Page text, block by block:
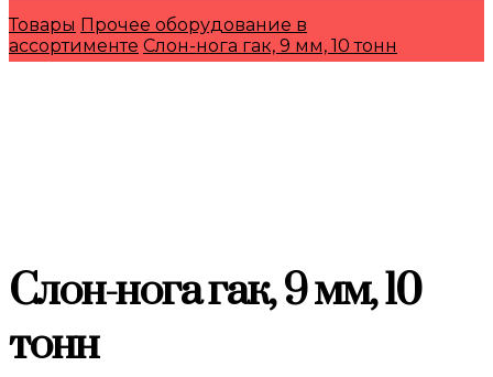
Товары Прочее оборудование в
ассортименте Слон-нога гак, 9 мм, 10 тонн
Слон-нога гак, 9 мм, 10
тонн